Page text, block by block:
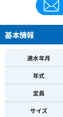
基本情報
進水年月
年式
定員
サイズ